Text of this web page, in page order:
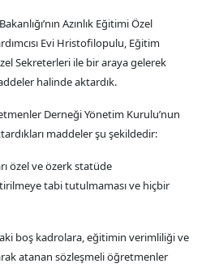
Azınlık Eğitimi Özel
Evi Hristofilopulu, Eğitim
Sekreterleri ile bir araya gelerek
halinde aktardık.
Derneği Yönetim Kurulu’nun
maddeler şu şekildedir:
özel ve özerk statüde
tabi tutulmaması ve hiçbir
boş kadrolara, eğitimin verimliliği ve
atanan sözleşmeli öğretmenler